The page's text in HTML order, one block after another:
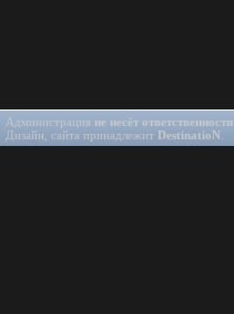
Администрация не несёт ответственности
Дизайн, сайта принадлежит DestinatioN